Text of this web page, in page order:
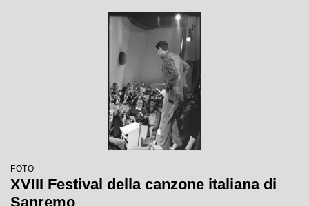
FOTO
XVIII Festival della canzone italiana di
Sanremo